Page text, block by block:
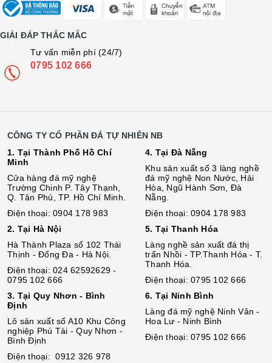
GIẢI ĐÁP THẮC MẮC
Tư vấn miễn phí (24/7)
0795 102 666
CÔNG TY CỔ PHẦN ĐÁ TỰ NHIÊN NB
1. Tại Thành Phố Hồ Chí
Minh
Cửa hàng đá mỹ nghệ
Trường Chinh P. Tây Thạnh,
Q. Tân Phú, TP. Hồ Chí Minh.
Điện thoại: 0904 178 983
2. Tại Hà Nội
Hà Thành Plaza số 102 Thái
Thịnh - Đống Đa - Hà Nội.
Điện thoại: 024 62592629 -
0795 102 666
3. Tại Quy Nhơn - Bình
Định
Lô sản xuất số A10 Khu Công
nghiệp Phú Tài - Quy Nhơn -
Bình Định
Điện thoại: 0912 326 978
4. Tại Đà Nẵng
Khu sản xuất số 3 làng nghề
đá mỹ nghệ Non Nước, Hải
Hòa, Ngũ Hành Sơn, Đà
Nẵng.
Điện thoại: 0904 178 983
5. Tại Thanh Hóa
Làng nghề sản xuất đá thị
trấn Nhồi - TP.Thanh Hóa - T.
Thanh Hóa.
Điện thoại: 0795 102 666
6. Tại Ninh Bình
Làng đá mỹ nghệ Ninh Vân -
Hoa Lư - Ninh Bình
Điện thoại: 0795 102 666